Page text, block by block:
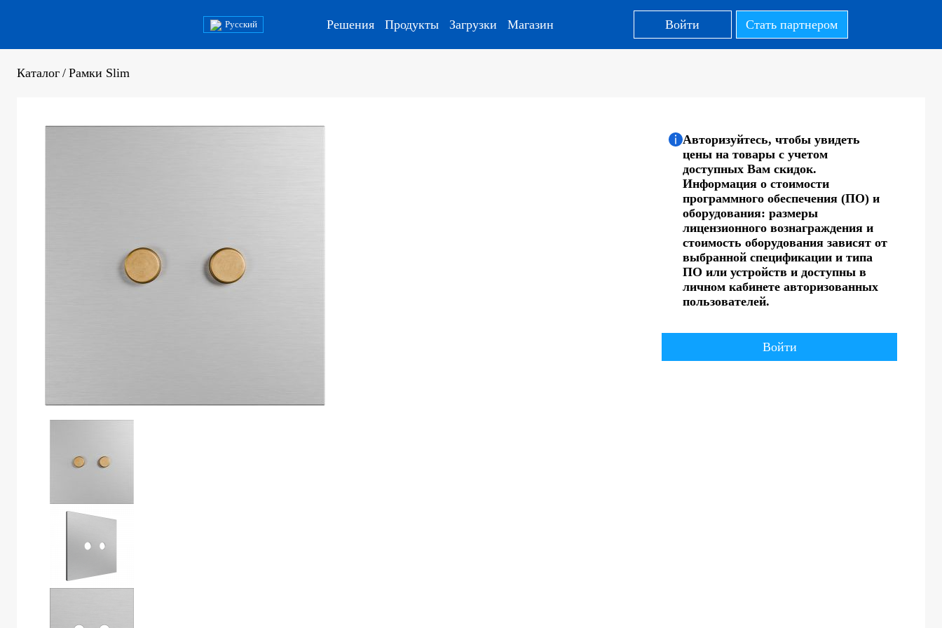
Русский Решения Продукты Загрузки Магазин Войти Стать партнером
Каталог / Рамки Slim
Авторизуйтесь, чтобы увидеть
цены на товары с учетом
доступных Вам скидок.
Информация о стоимости
программного обеспечения (ПО) и
оборудования: размеры
лицензионного вознаграждения и
стоимость оборудования зависят от
выбранной спецификации и типа
ПО или устройств и доступны в
личном кабинете авторизованных
пользователей.
Войти